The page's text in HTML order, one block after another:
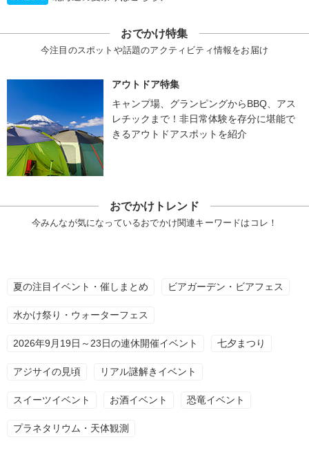
おでかけ特集
今注目のスポットや話題のアクティビティ情報をお届け
アウトドア特集
キャンプ場、グランピングからBBQ、アス
レチックまで！非日常体験を存分に堪能で
きるアウトドアスポットを紹介
おでかけトレンド
今みんなが気になっているおでかけ関連キーワードはコレ！
夏の注目イベント・催しまとめ ビアガーデン・ビアフェス
水かけ祭り・ウォーターフェス
2026年9月19日～23日の連休開催イベント 七夕まつり
アジサイの見頃 リアル謎解きイベント
スイーツイベント お酒イベント 恐竜イベント
プラネタリウム・天体観測